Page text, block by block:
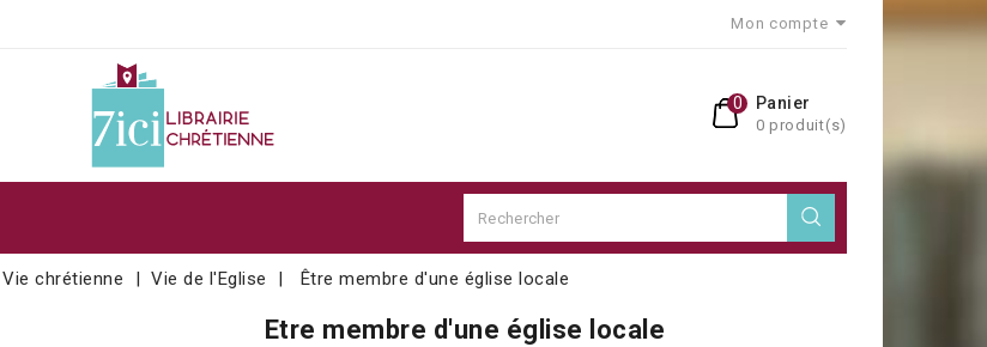
Mon compte
Panier
0 produit(s)
0
Vie chrétienne Vie de l'Eglise Être membre d'une église locale
Etre membre d'une église locale